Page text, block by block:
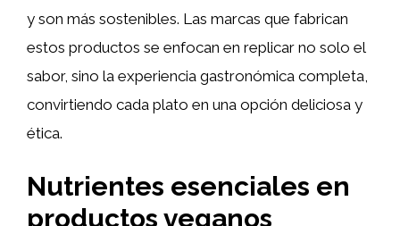
y son más sostenibles. Las marcas que fabrican
estos productos se enfocan en replicar no solo el
sabor, sino la experiencia gastronómica completa,
convirtiendo cada plato en una opción deliciosa y
ética.
Nutrientes esenciales en
productos veganos